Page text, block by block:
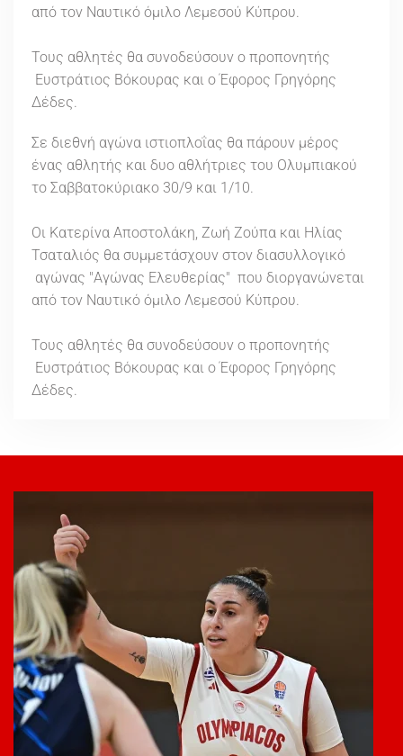
από τον Ναυτικό όμιλο Λεμεσού Κύπρου.
Τους αθλητές θα συνοδεύσουν ο προπονητής
Ευστράτιος Βόκουρας και ο Έφορος Γρηγόρης
Δέδες.
Σε διεθνή αγώνα ιστιοπλοΐας θα πάρουν μέρος
ένας αθλητής και δυο αθλήτριες του Ολυμπιακού
το Σαββατοκύριακο 30/9 και 1/10.
Οι Κατερίνα Αποστολάκη, Ζωή Ζούπα και Ηλίας
Τσαταλιός θα συμμετάσχουν στον διασυλλογικό
αγώνας "Αγώνας Ελευθερίας" που διοργανώνεται
από τον Ναυτικό όμιλο Λεμεσού Κύπρου.
Τους αθλητές θα συνοδεύσουν ο προπονητής
Ευστράτιος Βόκουρας και ο Έφορος Γρηγόρης
Δέδες.